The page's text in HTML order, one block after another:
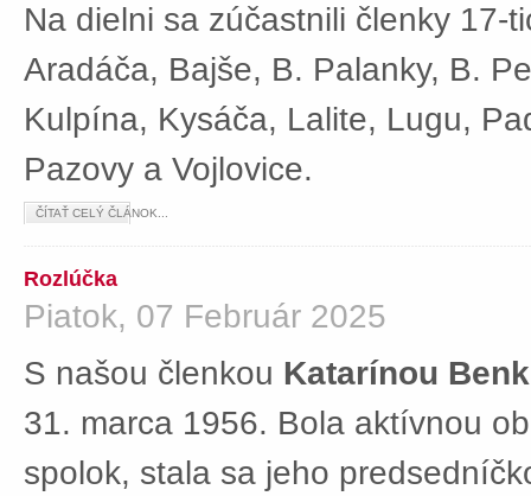
Na dielni sa zúčastnili členky 17-
Aradáča, Bajše, B. Palanky, B.
Kulpína, Kysáča, Lalite, Lugu,
Pazovy a Vojlovice.
ČÍTAŤ CELÝ ČLÁNOK...
Rozlúčka
Piatok, 07 Február 2025
S našou členkou Katarínou
31. marca 1956. Bola aktívnou
spolok, stala sa jeho